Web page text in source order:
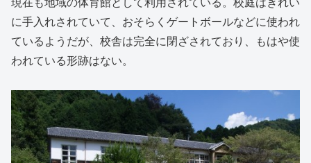
に手入れされていて、おそらくゲートボールなどに使われ
ているようだが、校舎は完全に閉ざされており、もはや使
われている形跡はない。